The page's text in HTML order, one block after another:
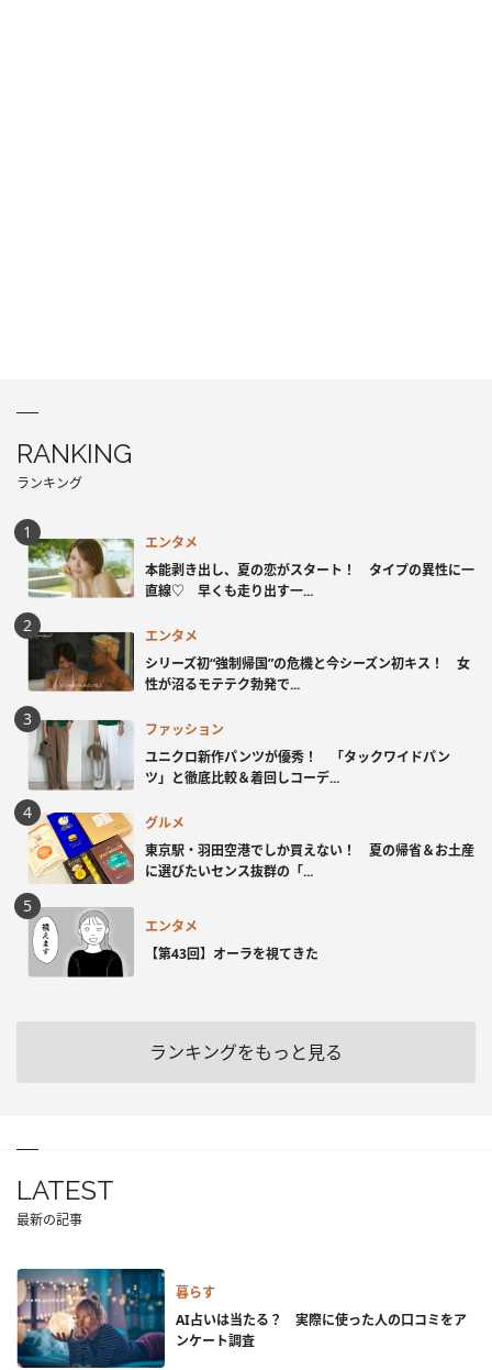
RANKING
ランキング
エンタメ
本能剥き出し、夏の恋がスタート！ タイプの異性に一
直線♡ 早くも走り出す一...
エンタメ
シリーズ初“強制帰国”の危機と今シーズン初キス！ 女
性が沼るモテテク勃発で...
ファッション
ユニクロ新作パンツが優秀！ 「タックワイドパン
ツ」と徹底比較＆着回しコーデ...
グルメ
東京駅・羽田空港でしか買えない！ 夏の帰省＆お土産
に選びたいセンス抜群の「...
エンタメ
【第43回】オーラを視てきた
ランキングをもっと見る
LATEST
最新の記事
暮らす
AI占いは当たる？ 実際に使った人の口コミをア
ンケート調査